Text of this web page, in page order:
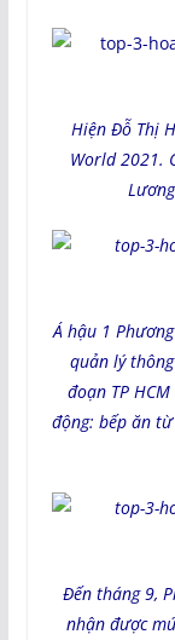
Hiện Đỗ Thị
World 2021.
Á hậu 1
quản lý
đoạn TP
động: bếp ăn
Đến tháng 9,
nhận được